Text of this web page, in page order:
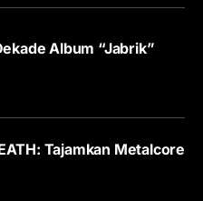
Album “Jabrik”
Tajamkan Metalcore